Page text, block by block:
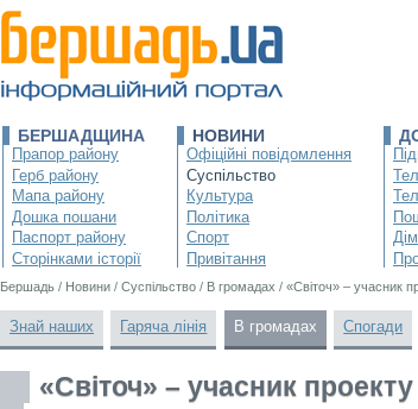
БЕРШАДЩИНА
Прапор району
Герб району
Мапа району
Дошка пошани
Паспорт району
Сторінками історії
НОВИНИ
Офіційні повідомлення
Суспільство
Культура
Політика
Спорт
Привітання
Бершадь / Новини / Суспільство / В громадах / «Світоч» – учасник
Знай наших Гаряча лінія В громадах Спогади
«Світоч» – учасник проекту